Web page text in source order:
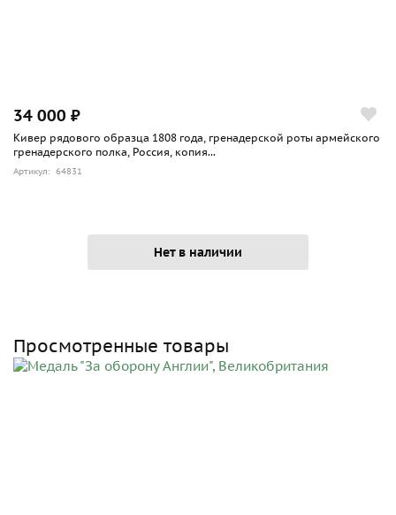
34 000 ₽
Кивер рядового образца 1808 года, гренадерской роты армейского
гренадерского полка, Россия, копия...
Артикул: 64831
Нет в наличии
Просмотренные товары